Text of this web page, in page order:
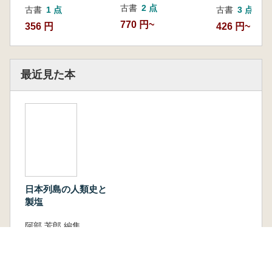
古書 1 点
356 円
古書 2 点
770 円~
古書 3 点
426 円~
最近見た本
日本列島の人類史と
製塩
阿部 芳郎 編集